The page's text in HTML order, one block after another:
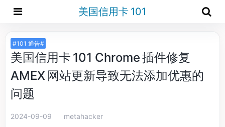
美国信用卡 101
#101 通告#
美国信用卡 101 Chrome 插件修复
AMEX 网站更新导致无法添加优惠的
问题
2024-09-09 metahacker